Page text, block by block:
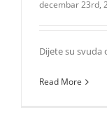
decembar 23rd,
Dijete su svuda
Read More